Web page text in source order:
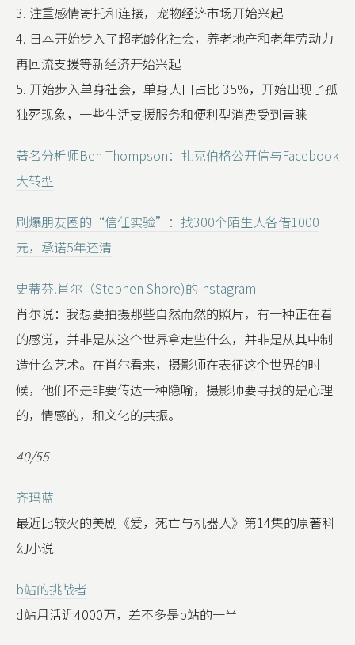
3. 注重感情寄托和连接，宠物经济市场开始兴起
4. 日本开始步入了超老龄化社会，养老地产和老年劳动力
再回流支援等新经济开始兴起
5. 开始步入单身社会，单身人口占比 35%，开始出现了孤
独死现象，一些生活支援服务和便利型消费受到青睐
著名分析师Ben Thompson：扎克伯格公开信与Facebook
大转型
刷爆朋友圈的“信任实验”：找300个陌生人各借1000
元，承诺5年还清
史蒂芬.肖尔（Stephen Shore)的Instagram
肖尔说：我想要拍摄那些自然而然的照片，有一种正在看
的感觉，并非是从这个世界拿走些什么，并非是从其中制
造什么艺术。在肖尔看来，摄影师在表征这个世界的时
候，他们不是非要传达一种隐喻，摄影师要寻找的是心理
的，情感的，和文化的共振。
40/55
齐玛蓝
最近比较火的美剧《爱，死亡与机器人》第14集的原著科
幻小说
b站的挑战者
d站月活近4000万，差不多是b站的一半